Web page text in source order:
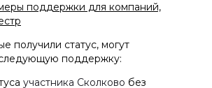
поддержки для компаний,
получили статус, могут
следующую поддержку:
участника Сколково без